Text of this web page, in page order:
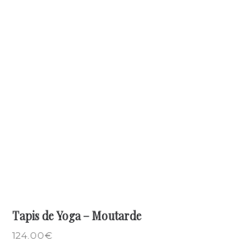
Tapis de Yoga – Moutarde
124.00€